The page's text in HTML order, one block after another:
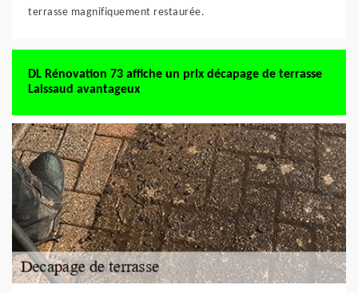
terrasse magnifiquement restaurée.
DL Rénovation 73 affiche un prix décapage de terrasse
Laissaud avantageux